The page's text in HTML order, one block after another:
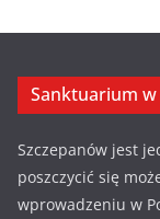
Sanktuarium
Szczepanów jest
poszczycić się
wprowadzeniu w